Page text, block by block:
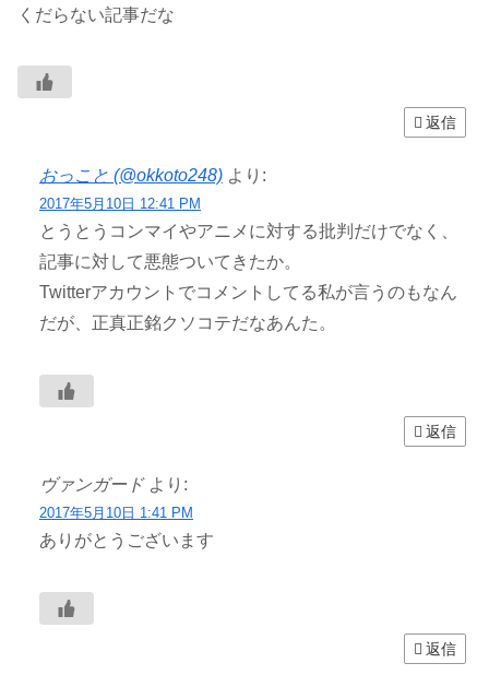
くだらない記事だな
返信
おっこと (@okkoto248) より:
2017年5月10日 12:41 PM
とうとうコンマイやアニメに対する批判だけでなく、
記事に対して悪態ついてきたか。
Twitterアカウントでコメントしてる私が言うのもなん
だが、正真正銘クソコテだなあんた。
返信
ヴァンガード より:
2017年5月10日 1:41 PM
ありがとうございます
返信